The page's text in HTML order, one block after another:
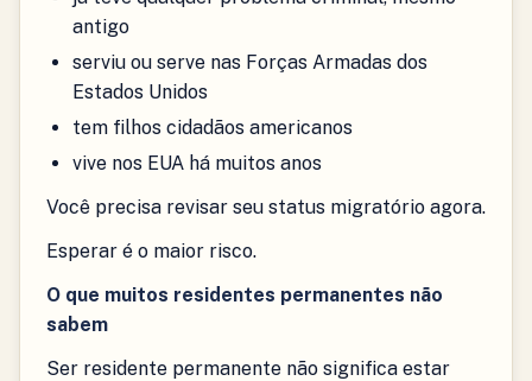
antigo
serviu ou serve nas Forças Armadas dos
Estados Unidos
tem filhos cidadãos americanos
vive nos EUA há muitos anos
Você precisa revisar seu status migratório agora.
Esperar é o maior risco.
O que muitos residentes permanentes não
sabem
Ser residente permanente não significa estar